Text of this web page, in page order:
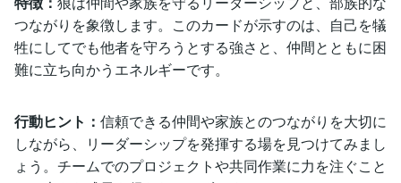
つながりを象徴します。このカードが示すのは、自己を犠
牲にしてでも他者を守ろうとする強さと、仲間とともに困
難に立ち向かうエネルギーです。
行動ヒント： 信頼できる仲間や家族とのつながりを大切に
しながら、リーダーシップを発揮する場を見つけてみまし
ょう。チームでのプロジェクトや共同作業に力を注ぐこと